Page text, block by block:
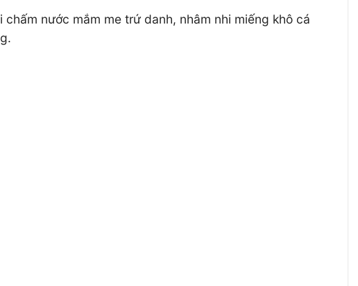
nước mắm me trứ danh, nhâm nhi miếng khô cá